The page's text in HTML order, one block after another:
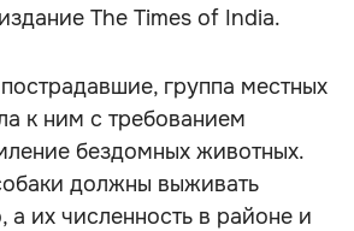
The Times of India.
группа местных
к ним с требованием
бездомных животных.
должны выживать
а их численность в районе и